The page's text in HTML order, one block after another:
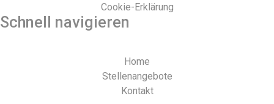
Cookie-Erklärung
Schnell navigieren
Home
Stellenangebote
Kontakt